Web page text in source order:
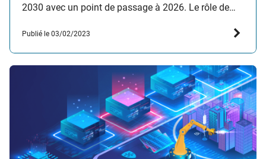
2030 avec un point de passage à 2026. Le rôle de
comme essentiel dans la décarbonation des
transports, notamment pour…
Publié le 03/02/2023